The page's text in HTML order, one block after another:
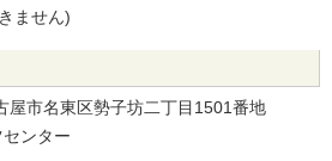
ません)
市名東区勢子坊二丁目1501番地
ンター